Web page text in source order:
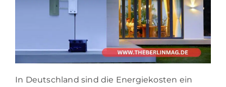
In Deutschland sind die Energiekosten ein